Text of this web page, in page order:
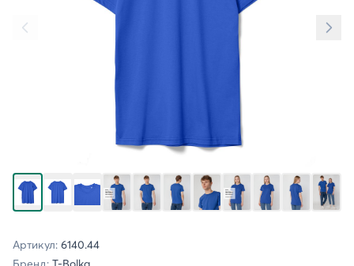
Артикул: 6140.44